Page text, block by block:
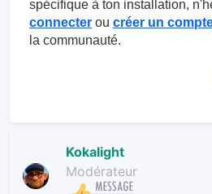
spécifique à ton installation,
connecter ou créer un
la communauté.
Kokalight
Modérateur